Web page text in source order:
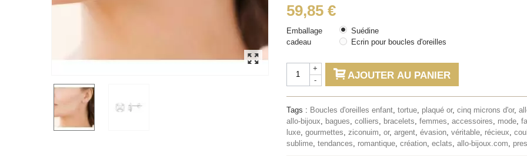
59,85 €
Emballage
cadeau
Suédine
Ecrin pour boucles d'oreilles
-
+
AJOUTER AU PANIER
Tags : Boucles d'oreilles enfant, tortue, plaqué or, cinq microns d'or,
allo-bijoux, bagues, colliers, bracelets, femmes, accessoires, mode,
luxe, gourmettes, ziconuim, or, argent, évasion, véritable, récieux,
sublime, tendances, romantique, création, eclats, allo-bijoux.com,